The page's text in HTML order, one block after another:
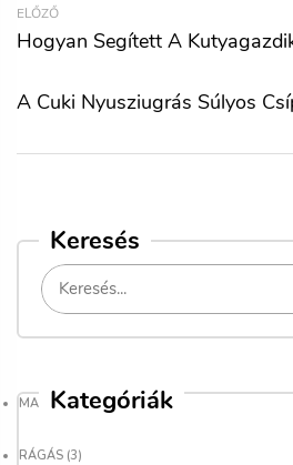
Keresés
Kategóriák
MAGAZIN(9)
RÁGÁS (3)
ELŐZŐ